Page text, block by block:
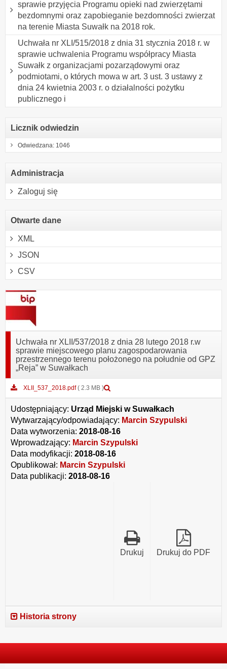
sprawie przyjęcia Programu opieki nad zwierzętami
bezdomnymi oraz zapobieganie bezdomności zwierzat
na terenie Miasta Suwałk na 2018 rok.
Uchwała nr XLI/515/2018 z dnia 31 stycznia 2018 r. w
sprawie uchwalenia Programu współpracy Miasta
Suwałk z organizacjami pozarządowymi oraz
podmiotami, o których mowa w art. 3 ust. 3 ustawy z
dnia 24 kwietnia 2003 r. o działalności pożytku
publicznego i
Licznik odwiedzin
Odwiedzana: 1046
Administracja
Zaloguj się
Otwarte dane
XML
JSON
CSV
Uchwała nr XLII/537/2018 z dnia 28 lutego 2018 r.w
sprawie miejscowego planu zagospodarowania
przestrzennego terenu położonego na południe od GPZ
„Reja” w Suwałkach
XLII_537_2018.pdf ( 2.3 MB )
załącznika
XLII_537_2018.pdf
Udostępniający: Urząd Miejski w Suwałkach
Wytwarzający/odpowiadający: Marcin Szypulski
Data wytworzenia: 2018-08-16
Wprowadzający: Marcin Szypulski
Data modyfikacji: 2018-08-16
Opublikował: Marcin Szypulski
Data publikacji: 2018-08-16
Drukuj do PDF
Drukuj
Historia strony